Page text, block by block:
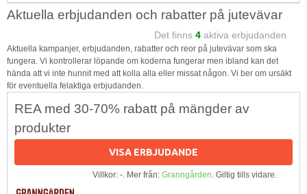
Aktuella erbjudanden och rabatter på jutevävar
Det finns 4 aktiva erbjudanden
Aktuella kampanjer, erbjudanden, rabatter och reor på jutevävar som ska
fungera. Vi kontrollerar löpande om koderna fungerar men ibland kan det
hända att vi inte hunnit med att kolla alla eller missat någon. Vi ber om ursäkt
för eventuella felaktiga erbjudanden.
REA med 30-70% rabatt på mängder av
produkter
VISA ERBJUDANDE
Villkor: -. Mer från: Granngården. Giltig tills vidare.